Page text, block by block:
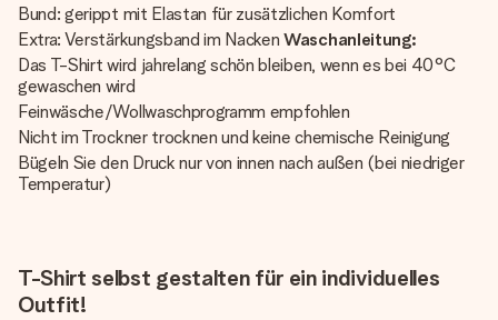
Bund: gerippt mit Elastan für zusätzlichen Komfort
Extra: Verstärkungsband im NackenWaschanleitung:
Das T-Shirt wird jahrelang schön bleiben, wenn es bei 40°C
gewaschen wird
Feinwäsche/Wollwaschprogramm empfohlen
Nicht im Trockner trocknen und keine chemische Reinigung
Bügeln Sie den Druck nur von innen nach außen (bei niedriger
Temperatur)
T-Shirt selbst gestalten für ein individuelles
Outfit!